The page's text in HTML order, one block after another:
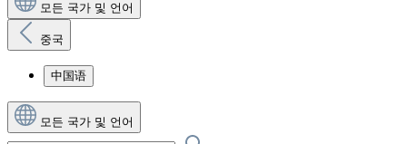
모든 국가 및 언어
중국
中国语
모든 국가 및 언어